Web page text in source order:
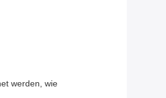
werden, wie